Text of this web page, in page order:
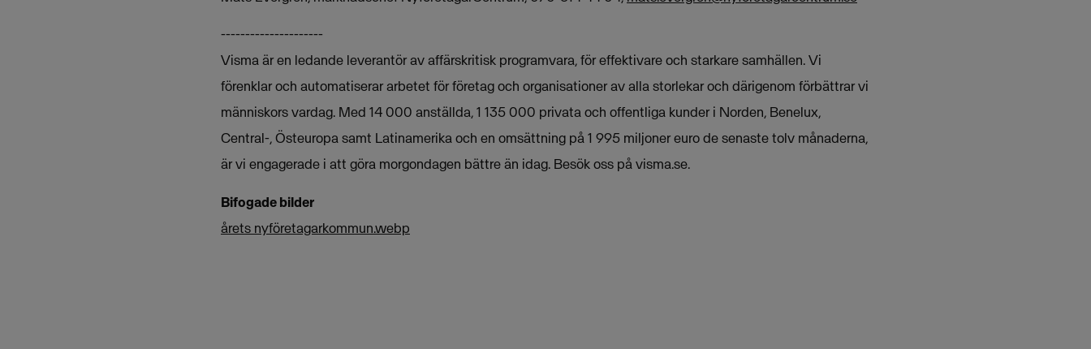
---------------------
Visma är en ledande leverantör av affärskritisk programvara, för effektivare och starkare samhällen. Vi
förenklar och automatiserar arbetet för företag och organisationer av alla storlekar och därigenom förbättrar vi
människors vardag. Med 14 000 anställda, 1 135 000 privata och offentliga kunder i Norden, Benelux,
Central-, Östeuropa samt Latinamerika och en omsättning på 1 995 miljoner euro de senaste tolv månaderna,
är vi engagerade i att göra morgondagen bättre än idag. Besök oss på visma.se.
Bifogade bilder
årets nyföretagarkommun.webp